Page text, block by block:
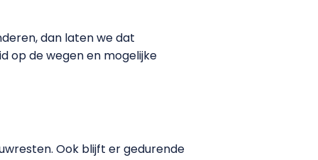
dan laten we dat
op de wegen en mogelijke
Ook blijft er gedurende